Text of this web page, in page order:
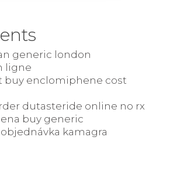
generic london
ligne
buy enclomiphene cost
dutasteride online no rx
buy generic
kamagra